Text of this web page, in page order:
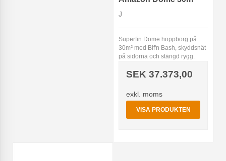
J
Superfin Dome hoppborg på
30m² med Bif'n Bash, skyddsnät
på sidorna och stängd rygg.
SEK 37.373,00
exkl. moms
VISA PRODUKTEN